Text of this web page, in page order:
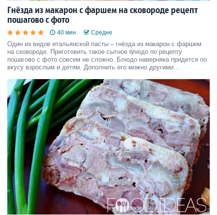
Гнёзда из макарон с фаршем на сковороде рецепт
пошагово с фото
40 мин. Средне
Один из видов итальянской пасты – гнёзда из макарон с фаршем
на сковороде. Приготовить такое сытное блюдо по рецепту
пошагово с фото совсем не сложно. Блюдо наверняка придется по
вкусу взрослым и детям. Дополнить его можно другими